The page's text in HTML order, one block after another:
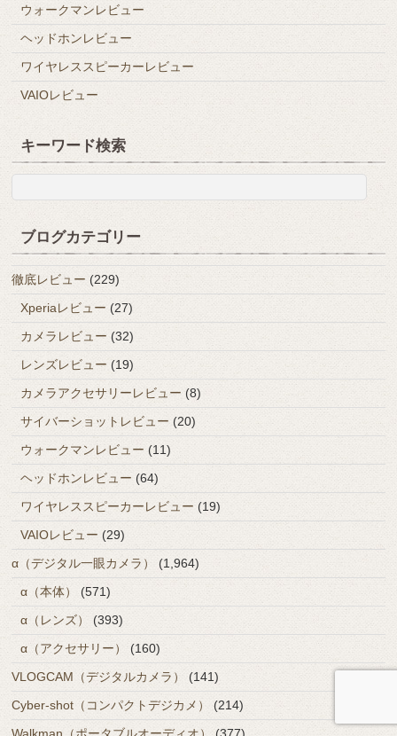
ウォークマンレビュー
ヘッドホンレビュー
ワイヤレススピーカーレビュー
VAIOレビュー
キーワード検索
ブログカテゴリー
徹底レビュー (229)
Xperiaレビュー (27)
カメラレビュー (32)
レンズレビュー (19)
カメラアクセサリーレビュー (8)
サイバーショットレビュー (20)
ウォークマンレビュー (11)
ヘッドホンレビュー (64)
ワイヤレススピーカーレビュー (19)
VAIOレビュー (29)
α（デジタル一眼カメラ）
(1,964)
α（本体）
(571)
α（レンズ）
(393)
α（アクセサリー）
(160)
VLOGCAM（デジタルカメラ）
(141)
Cyber-shot（コンパクトデジカメ）
(214)
Walkman（ポータブルオーディオ）
(377)